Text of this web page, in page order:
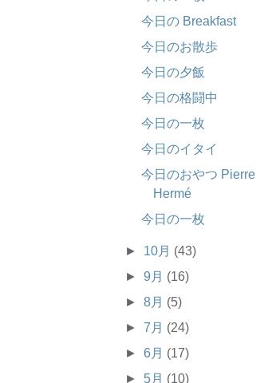
今日の Breakfast
今日のお散歩
今日の夕飯
今日の格闘中
今日の一枚
今日のイタイ
今日のおやつ Pierre
Hermé
今日の一枚
► 10月 (43)
►9月 (16)
►8月 (5)
►7月 (24)
►6月 (17)
► 5月 (10)